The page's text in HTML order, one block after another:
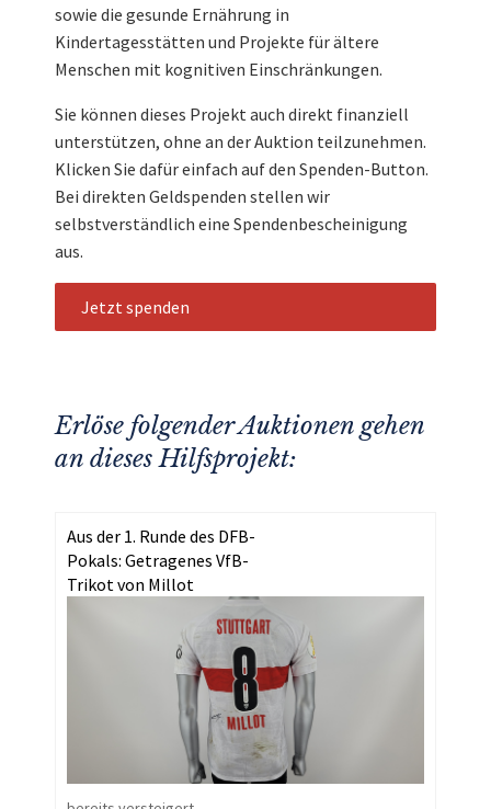
sowie die gesunde Ernährung in
Kindertagesstätten und Projekte für ältere
Menschen mit kognitiven Einschränkungen.
Sie können dieses Projekt auch direkt finanziell
unterstützen, ohne an der Auktion teilzunehmen.
Klicken Sie dafür einfach auf den Spenden-Button.
Bei direkten Geldspenden stellen wir
selbstverständlich eine Spendenbescheinigung
aus.
Jetzt spenden
Erlöse folgender Auktionen gehen
an dieses Hilfsprojekt:
Aus der 1. Runde des DFB-
Pokals: Getragenes VfB-
Trikot von Millot